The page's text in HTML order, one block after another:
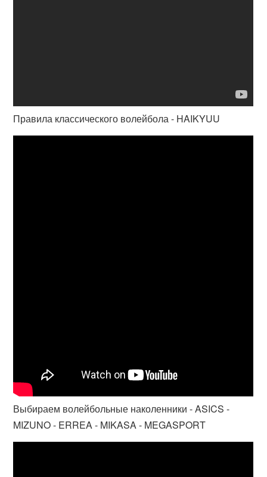
Правила классического волейбола - HAIKYUU
Выбираем волейбольные наколенники - ASICS -
MIZUNO - ERREA - MIKASA - MEGASPORT